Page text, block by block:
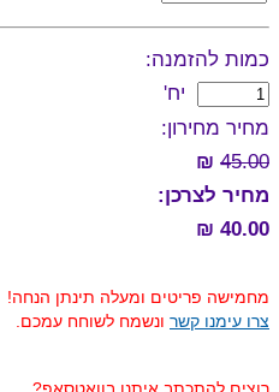
כמות להזמנה:
יח'
מחיר מחירון:
45.00
₪
מחיר לצרכן:
40.00 ₪
מחמישה פריטים ומעלה תינתן הנחה!
צרו עימנו קשר ונשמח לשוחח עמכם.